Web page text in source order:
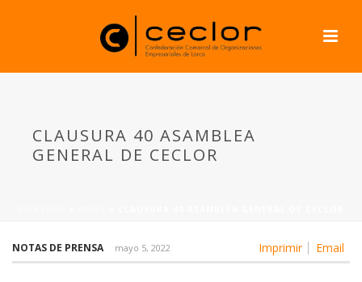
CLAUSURA 40 ASAMBLEA
GENERAL DE CECLOR
Imprimir Email
NOTAS DE PRENSA mayo 5, 2022